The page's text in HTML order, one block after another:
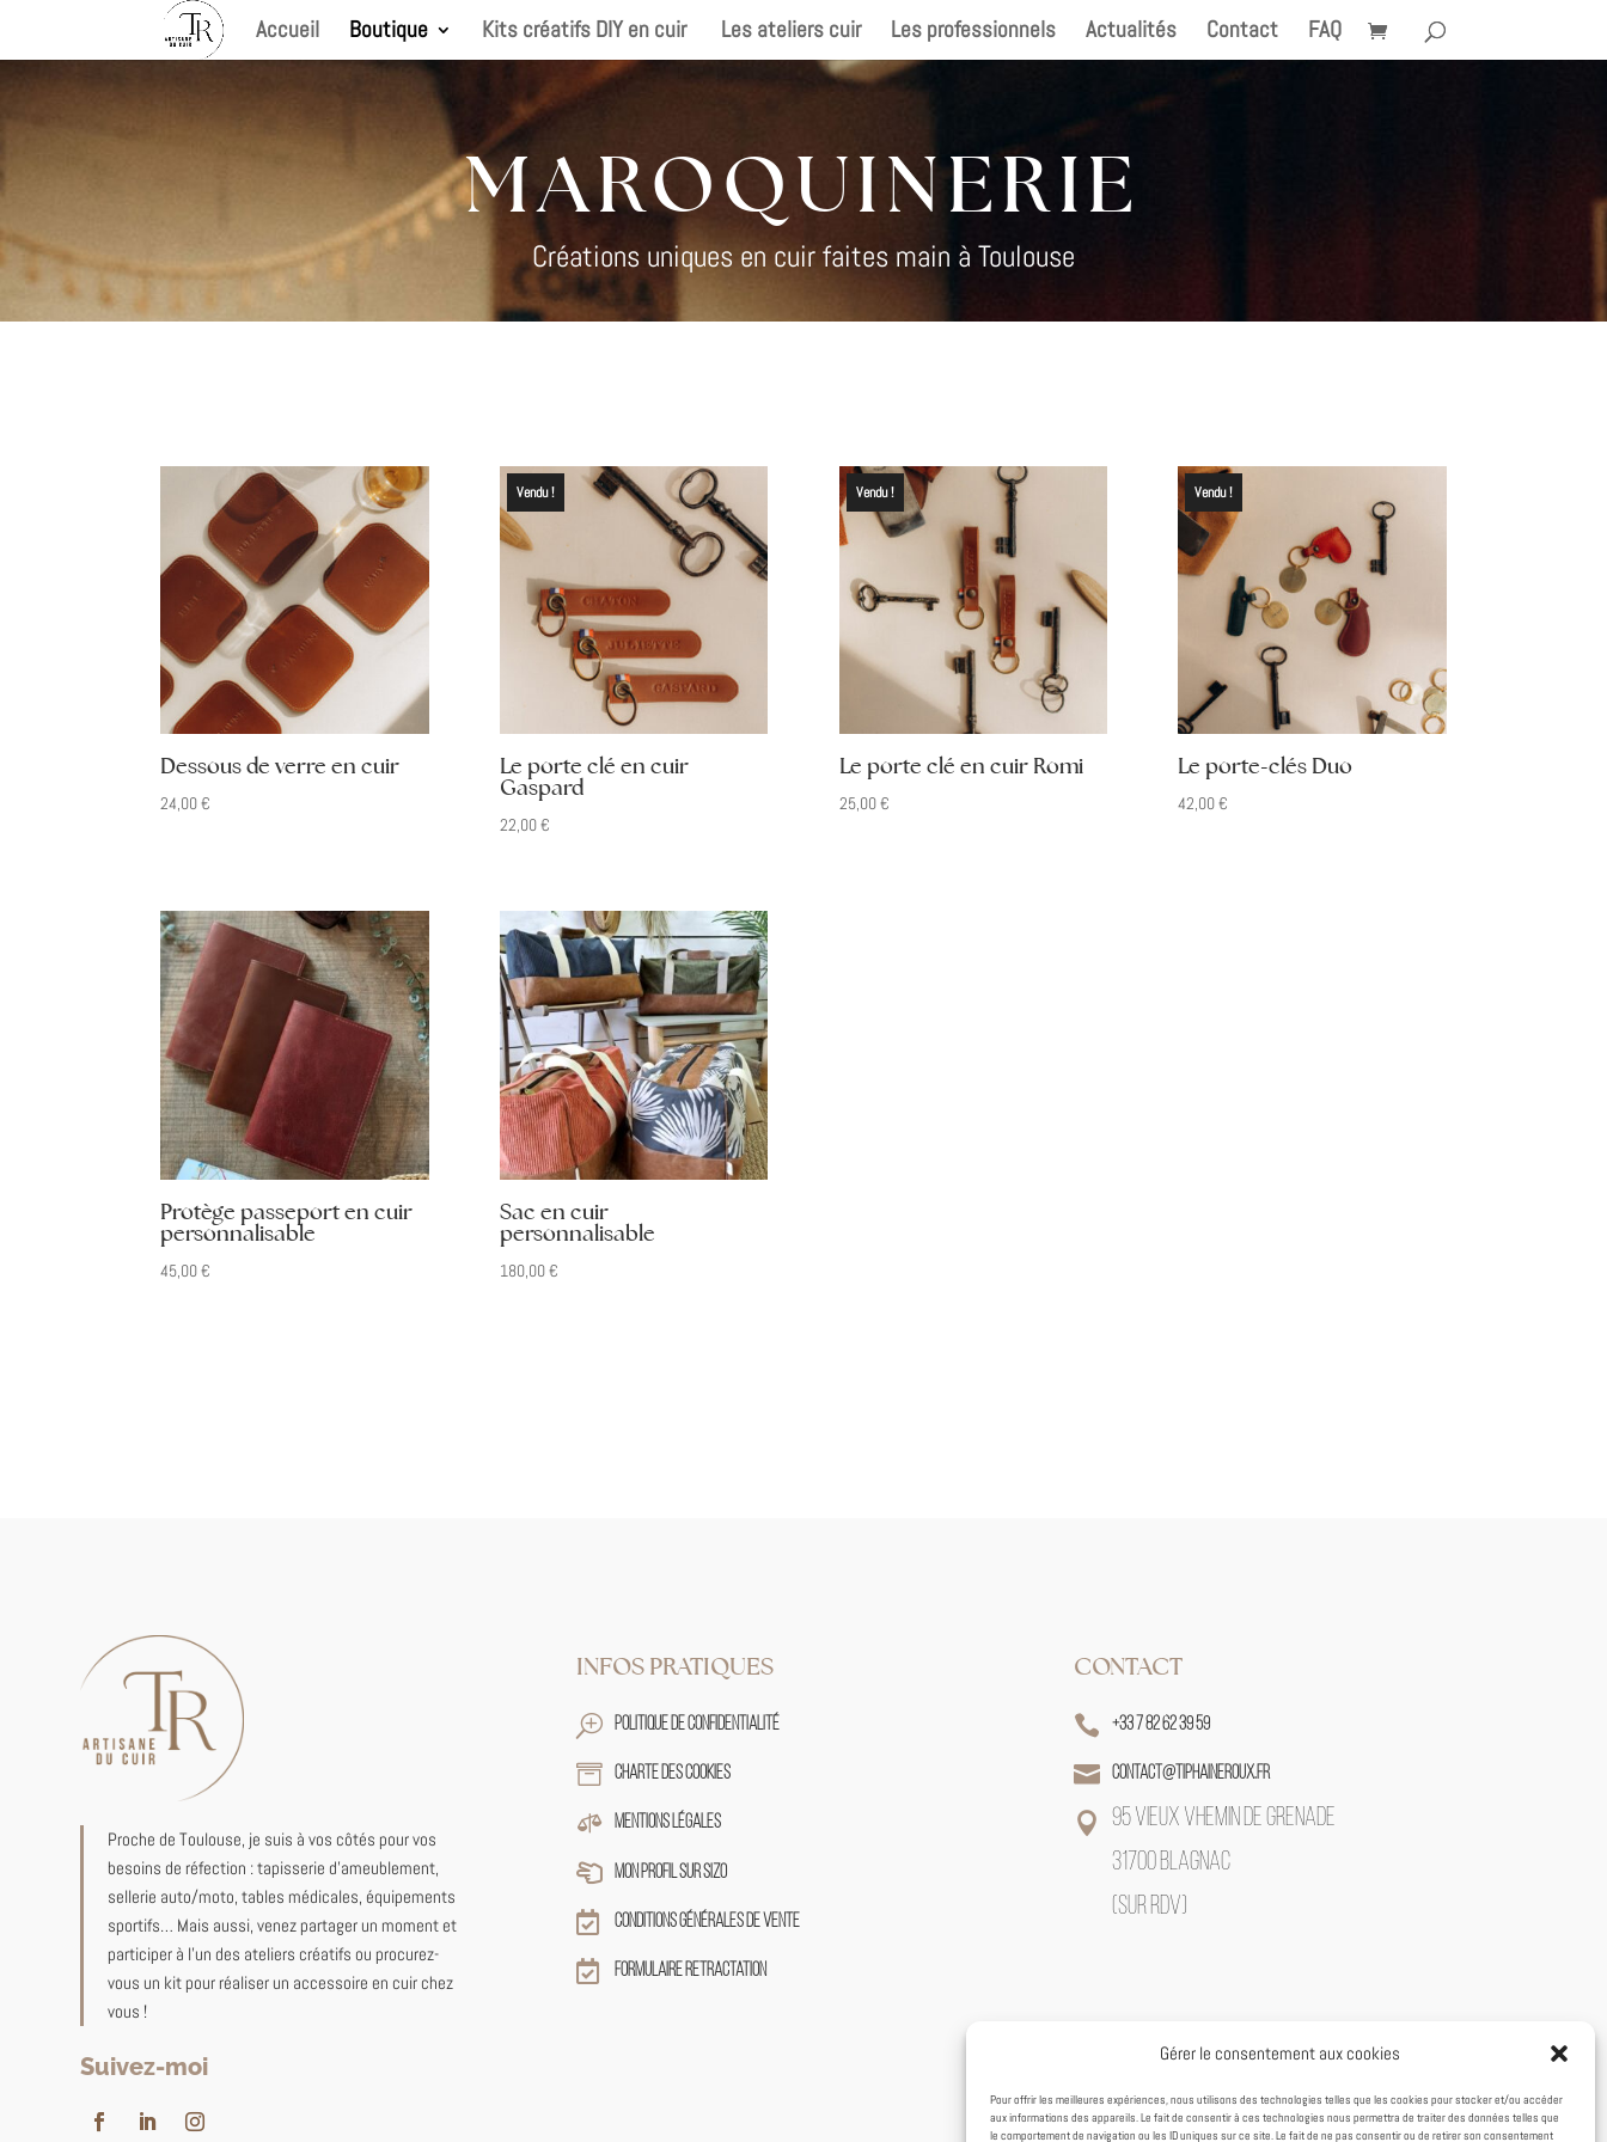
Gérer le consentement aux cookies
Pour offrir les meilleures expériences, nous utilisons des technologies telles que les cookies pour stocker et/ou accéder
aux informations des appareils. Le fait de consentir à ces technologies nous permettra de traiter des données telles que
le comportement de navigation ou les ID uniques sur ce site. Le fait de ne pas consentir ou de retirer son consentement
Accueil Boutique Kits créatifs DIY en cuir Les ateliers cuir Les professionnels Actualités Contact FAQ
MAROQUINERIE
Créations uniques en cuir faites main à Toulouse
Dessous de verre en cuir
24,00€
Vendu !
Le porte clé en cuir
Gaspard
22,00€
Vendu !
Le porte clé en cuir Romi
25,00€
Vendu !
Le porte-clés Duo
42,00€
Protège passeport en cuir
personnalisable
45,00€
Sac en cuir
personnalisable
180,00€
Proche de Toulouse, je suis à vos côtés pour vos
besoins de réfection : tapisserie d’ameublement,
sellerie auto/moto, tables médicales, équipements
sportifs… Mais aussi, venez partager un moment et
participer à l’un des ateliers créatifs ou procurez-
vous un kit pour réaliser un accessoire en cuir chez
vous !
Suivez-moi
INFOS PRATIQUES
T Politique de confidentialité
 Charte des cookies
 Mentions légales
 Mon profil sur sizo
 Conditions générales de vente
 Formulaire retractation
CONTACT
 +33 7 82 62 39 59
 contact@tiphaineroux.fr
 95 VIEUX VHEMIN DE GRENADE
31700 BLAGNAC
(SUR RDV)